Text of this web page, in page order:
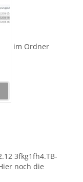
im Ordner
3fkg1fh4.TB-
noch die